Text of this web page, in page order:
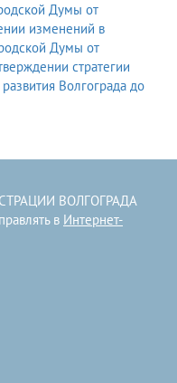
Думы от
изменений в
Думы от
стратегии
Волгограда до
ВОЛГОГРАДА
в Интернет-